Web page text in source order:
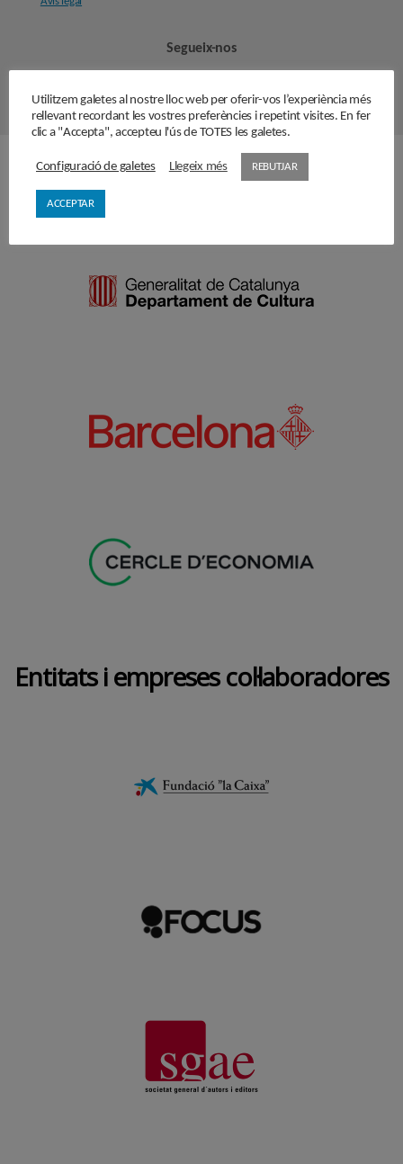
Segueix-nos
Amb el suport de
Entitats i empreses col·laboradores
Utilitzem galetes al nostre lloc web per oferir-vos l’experiència més
rellevant recordant les vostres preferències i repetint visites. En fer
clic a "Accepta", accepteu l'ús de TOTES les galetes.
Configuració de galetes Llegeix més REBUTJAR
ACCEPTAR